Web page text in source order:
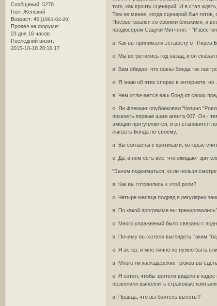
Сообщений: 5278
Пол: Женский
Возраст: 45 [1981-02-20]
Провел на форуме:
23 дня 16 часов
Последний визит:
2015-10-18 20:16:17
того, как прочту сценарий. И я стал
Тем не менее, когда сценарий был
Посоветовался со своими близкими, и
продюсером Сацуки Митчелл. -
в: Как вы принимали эстафету от Пирса
о: Мы встретились год назад, и он
в: Вам обидно, что фаны Бонда так
о: Я знаю об этих спорах в интернете,
в: Чем отличается ваш Бонд от своих
о: Ян Флеминг опубликовал "Казино
показать первые шаги агента 007. Он -
эмоции притупляются, и он становится
сыграть Бонда по-своему.
в: Вы согласны с критиками, которые
о: Да, в нем есть все, что ожидают
"Зачем подниматься, если нельзя
в: Как вы готовились к этой роли?
о: Четыре месяца подряд я регулярно
в: По какой программе вы
о: Много упражнений было связано с
в: Почему вы хотели выглядеть таким
о: Я актер, и мне лично не нужно быть
в: Много ли каскадерских трюков вы
о: Я хотел, чтобы зрители видели в
позволили выполнить страховые
в: Правда, что вы боитесь высоты?